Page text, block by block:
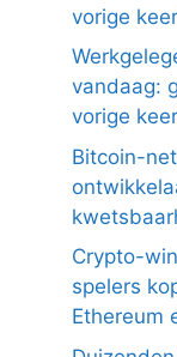
vorige
vandaag:
vorige
Bitcoin-
Crypto-
spelers
Ethereum